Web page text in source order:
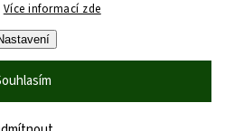
Více informací zde
Shoptet
. Všechna práva vyhrazena.
nastavení cookies